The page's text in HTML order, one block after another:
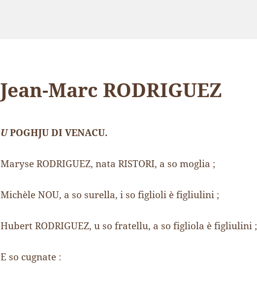
Jean-Marc RODRIGUEZ
UPOGHJU DI VENACU.
Maryse RODRIGUEZ, nata RISTORI, a so moglia ;
Michèle NOU, a so surella, i so figlioli è figliulini ;
Hubert RODRIGUEZ, u so fratellu, a so figliola è figliulini ;
E so cugnate :